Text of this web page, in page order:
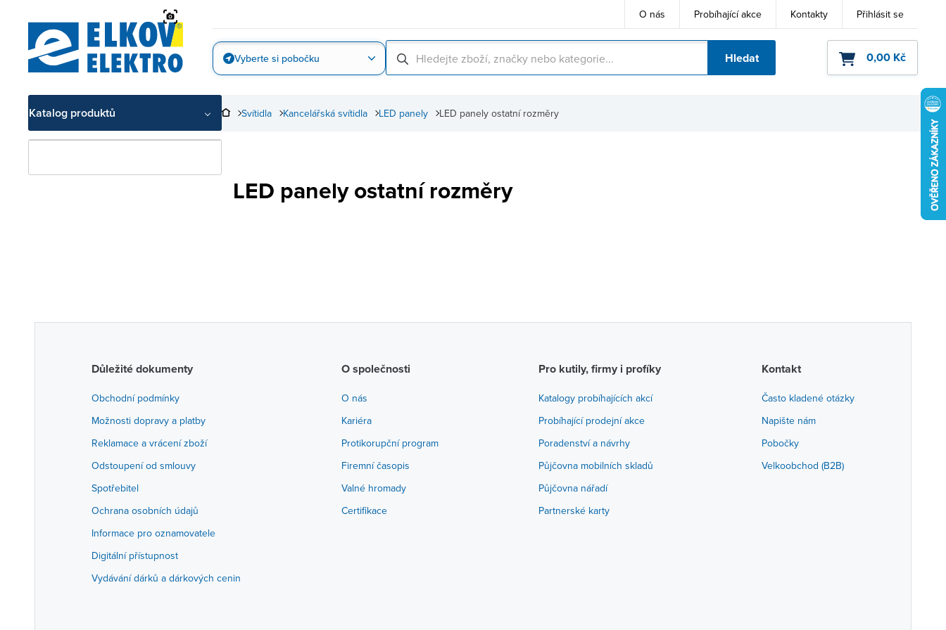
O nás Probíhající akce Kontakty Přihlásit se
Vyberte si pobočku Hledat 0,00 Kč
Katalog produktů LED panely ostatní rozměry
LED panely
Kancelářská svítidla
Svítidla
LED panely ostatní rozměry
Důležité dokumenty
Obchodní podmínky
Možnosti dopravy a platby
Reklamace a vrácení zboží
Odstoupení od smlouvy
Spotřebitel
Ochrana osobních údajů
Informace pro oznamovatele
Digitální přístupnost
Vydávání dárků a dárkových cenin
O společnosti
O nás
Kariéra
Protikorupční program
Firemní časopis
Valné hromady
Certifikace
Pro kutily, firmy i profíky
Katalogy probíhajících akcí
Probíhající prodejní akce
Poradenství a návrhy
Půjčovna mobilních skladů
Půjčovna nářadí
Partnerské karty
Kontakt
Často kladené otázky
Napište nám
Pobočky
Velkoobchod (B2B)